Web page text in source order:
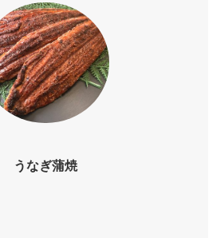
うなぎ蒲焼